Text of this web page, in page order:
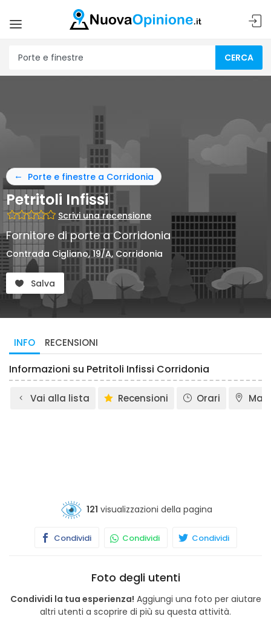
CERCA
Porte e finestre a Corridonia
Petritoli Infissi
Scrivi una recensione
Fornitore di porte a Corridonia
Contrada Cigliano, 19/A, Corridonia
Salva
INFO RECENSIONI
Informazioni su Petritoli Infissi Corridonia
Vai alla lista Recensioni Orari
121 visualizzazioni della pagina
Condividi Condividi Condividi
Foto degli utenti
Condividi la tua esperienza! Aggiungi una foto per aiutare
altri utenti a scoprire di più su questa attività.